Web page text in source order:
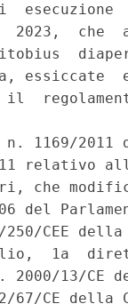
esecuzione
2023,
essiccate
1169/2011
relativo
che
del
CEE
1a
13/CE
CE della